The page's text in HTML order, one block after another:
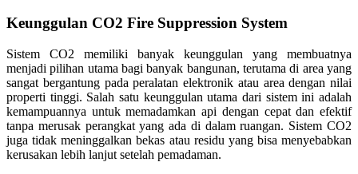
Keunggulan CO2 Fire Suppression System
Sistem CO2 memiliki banyak keunggulan yang membuatnya
menjadi pilihan utama bagi banyak bangunan, terutama di area yang
sangat bergantung pada peralatan elektronik atau area dengan nilai
properti tinggi. Salah satu keunggulan utama dari sistem ini adalah
kemampuannya untuk memadamkan api dengan cepat dan efektif
tanpa merusak perangkat yang ada di dalam ruangan. Sistem CO2
juga tidak meninggalkan bekas atau residu yang bisa menyebabkan
kerusakan lebih lanjut setelah pemadaman.